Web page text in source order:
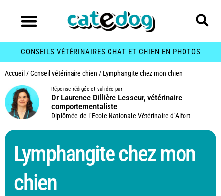
CONSEILS VÉTÉRINAIRES CHAT ET CHIEN EN PHOTOS
Accueil /Conseil vétérinaire chien / Lymphangite chez mon chien
Réponse rédigée et validée par
Dr Laurence Dillière Lesseur, vétérinaire
comportementaliste
Diplômée de l’Ecole Nationale Vétérinaire d’Alfort
Lymphangite chez mon
chien